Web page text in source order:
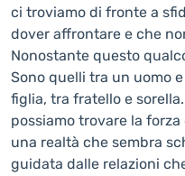
ci troviamo di fronte a
dover affrontare e che
Nonostante questo
Sono quelli tra un uomo
figlia, tra fratello e
possiamo trovare la
una realtà che sembra
guidata dalle relazioni